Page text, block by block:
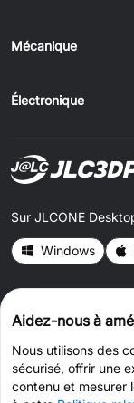
Mécanique
Électronique
Sur JLCONE
Windows
Aidez-nous à
Nous utilisons des
sécurisé, offrir une
contenu et mesurer